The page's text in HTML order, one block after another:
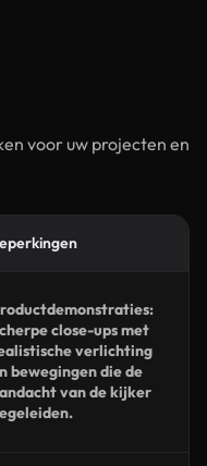
voor uw projecten en
close-ups met
verlichting
bewegingen die de
van de kijker